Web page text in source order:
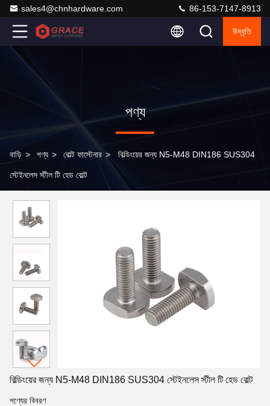
sales4@chnhardware.com 86-153-7147-8913
উদ্ধৃতি
পণ্য
বাড়ি > পণ্য > বোল্ট ফাস্টেনার > বিল্ডিংয়ের জন্য N5-M48 DIN186 SUS304
স্টেইনলেস স্টীল টি হেড বোল্ট
বিল্ডিংয়ের জন্য N5-M48 DIN186 SUS304 স্টেইনলেস স্টীল টি হেড বোল্ট
পণ্যের বিবরণ